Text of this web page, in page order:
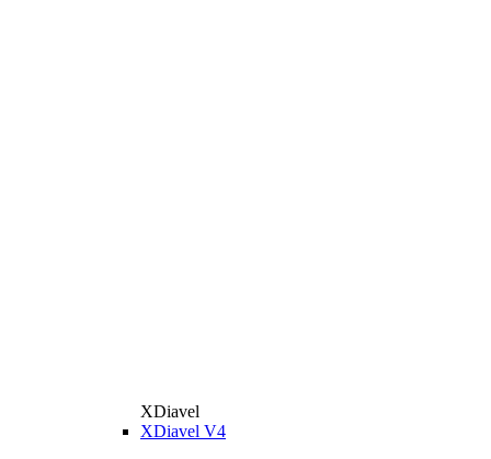
XDiavel
XDiavel V4